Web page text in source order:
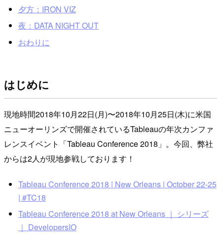
夕方：IRON VIZ
夜：DATA NIGHT OUT
おわりに
はじめに
現地時間2018年10月22日(月)〜2018年10月25日(木)に米国
ニューオーリンズで開催されているTableauの年次カンファ
レンスイベント「Tableau Conference 2018」。今回、弊社
からは2人が現地参戦しております！
Tableau Conference 2018 | New Orleans | October 22-25
| #TC18
Tableau Conference 2018 at New Orleans ｜ シリーズ
｜ DevelopersIO